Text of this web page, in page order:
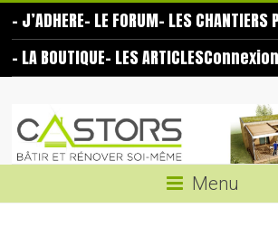
content
– J’ADHERE– LE FORUM– LES CHANTIERS
– LA BOUTIQUE– LES ARTICLESConnexion
Castors
Menu